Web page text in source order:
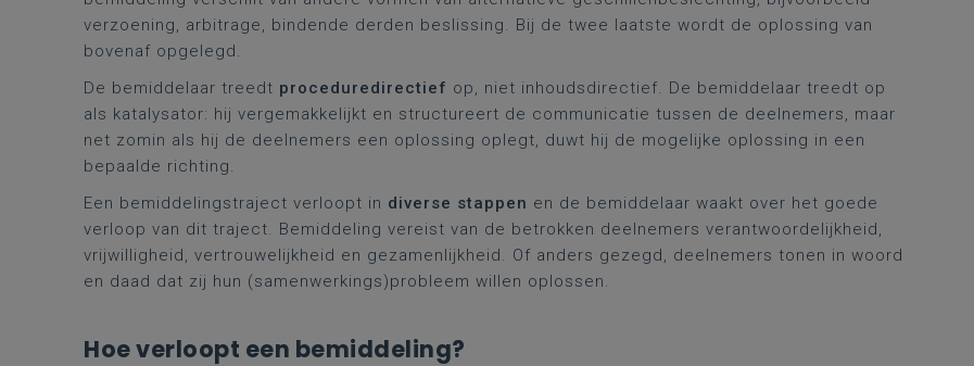
verzoening, arbitrage, bindende derden beslissing. Bij de twee laatste wordt de oplossing van
bovenaf opgelegd.
De bemiddelaar treedt proceduredirectief op, niet inhoudsdirectief. De bemiddelaar treedt op
als katalysator: hij vergemakkelijkt en structureert de communicatie tussen de deelnemers, maar
net zomin als hij de deelnemers een oplossing oplegt, duwt hij de mogelijke oplossing in een
bepaalde richting.
Een bemiddelingstraject verloopt in diverse stappen en de bemiddelaar waakt over het goede
verloop van dit traject. Bemiddeling vereist van de betrokken deelnemers verantwoordelijkheid,
vrijwilligheid, vertrouwelijkheid en gezamenlijkheid. Of anders gezegd, deelnemers tonen in woord
en daad dat zij hun (samenwerkings)probleem willen oplossen.
Hoe verloopt een bemiddeling?